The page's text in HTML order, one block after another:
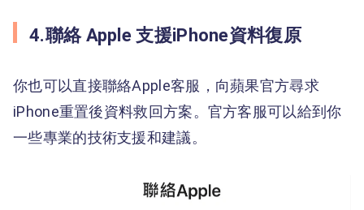
4.聯絡 Apple 支援iPhone資料復原
你也可以直接聯絡Apple客服，向蘋果官方尋求
iPhone重置後資料救回方案。官方客服可以給到你
一些專業的技術支援和建議。